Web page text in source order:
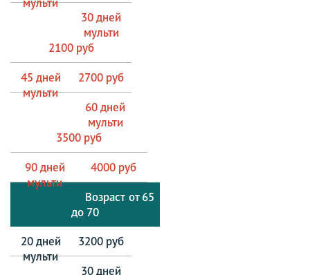
2100 руб
2700 руб
3500 руб
4000 руб
от 65
до 70
3200 руб